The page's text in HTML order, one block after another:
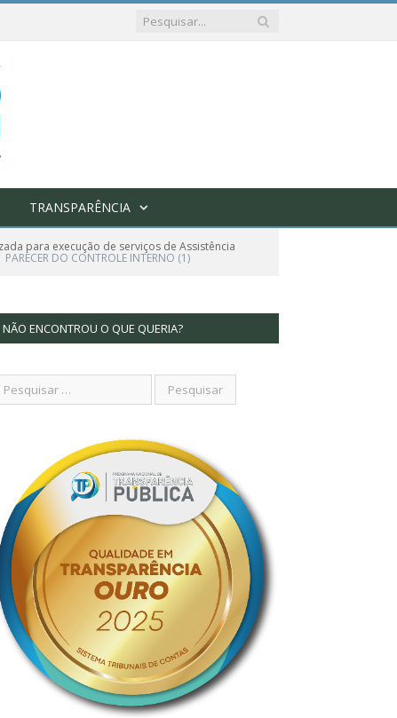
TRANSPARÊNCIA
para execução de serviços de Assistência
PARECER DO CONTROLE INTERNO (1)
NÃO ENCONTROU O QUE QUERIA?